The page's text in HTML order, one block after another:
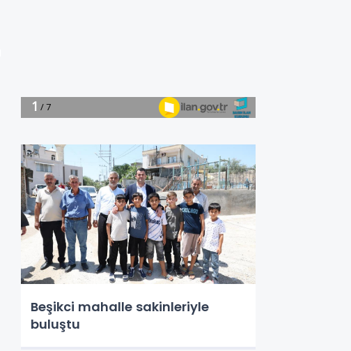
Beşikci mahalle sakinleriyle
buluştu